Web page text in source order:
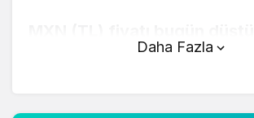
Daha Fazla